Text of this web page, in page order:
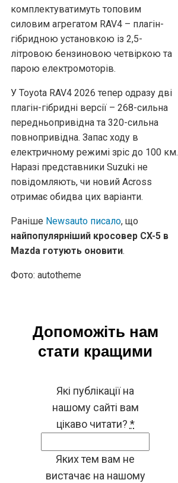
комплектуватимуть топовим
силовим агрегатом RAV4 – плагін-
гібридною установкою із 2,5-
літровою бензиновою четвіркою та
парою електромоторів.
У Toyota RAV4 2026 тепер одразу дві
плагін-гібридні версії – 268-сильна
передньопривідна та 320-сильна
повнопривідна. Запас ходу в
електричному режимі зріс до 100 км.
Наразі представники Suzuki не
повідомляють, чи новий Across
отримає обидва цих варіанти.
Раніше Newsauto писало, що
найпопулярніший кросовер CX-5 в
Mazda готують оновити.
Фото: autotheme
Допоможіть нам
стати кращими
Які публікації на
нашому сайті вам
цікаво читати? *
Яких тем вам не
вистачає на нашому